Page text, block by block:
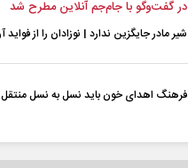
در گفت‌و‌گو با جام‌جم آنلاین مطرح شد
شیر مادر جایگزین ندارد | نوزادان را از
فرهنگ اهدای خون باید نسل به نسل